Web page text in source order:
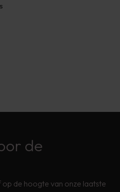
de
de hoogte van onze laatste